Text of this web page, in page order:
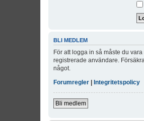
BLI MEDLEM
För att logga in så måste du
registrerade användare.
något.
Forumregler | Integritetspolicy
Bli medlem